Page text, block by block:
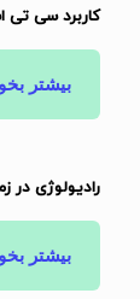
کاربرد سی تی
بیشتر
رادیولوژی در
بیشتر